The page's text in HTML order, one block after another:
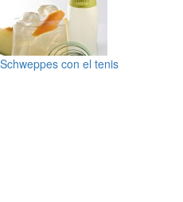
Schweppes con el tenis